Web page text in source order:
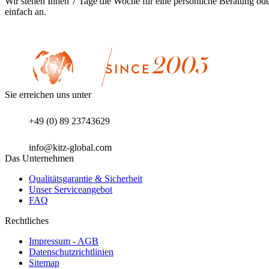
einfach an.
Sie erreichen uns unter
+49 (0) 89 23743629
info@kitz-global.com
Das Unternehmen
Qualitätsgarantie & Sicherheit
Unser Serviceangebot
FAQ
Rechtliches
Impressum - AGB
Datenschutzrichtlinien
Sitemap